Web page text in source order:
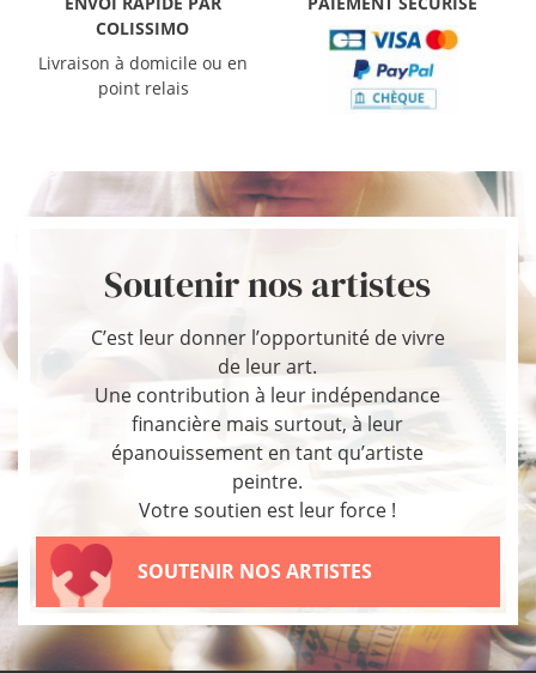
COLISSIMO
Livraison à domicile ou en
point relais
Soutenir nos artistes
C’est leur donner l’opportunité de vivre
de leur art.
Une contribution à leur indépendance
financière mais surtout, à leur
épanouissement en tant qu’artiste
peintre.
Votre soutien est leur force !
SOUTENIR NOS ARTISTES